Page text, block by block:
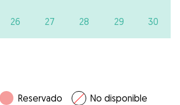
26 27 28 29 30
Reservado No disponible